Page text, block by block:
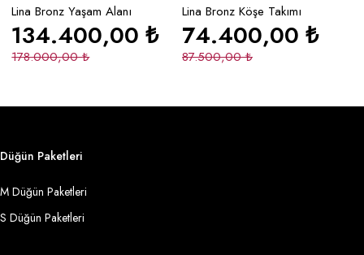
Lina Bronz Yaşam Alanı
178.000,00₺
134.400,00₺
Lina Bronz Köşe Takımı
87.500,00₺
74.400,00₺
Düğün Paketleri
M Düğün Paketleri
S Düğün Paketleri